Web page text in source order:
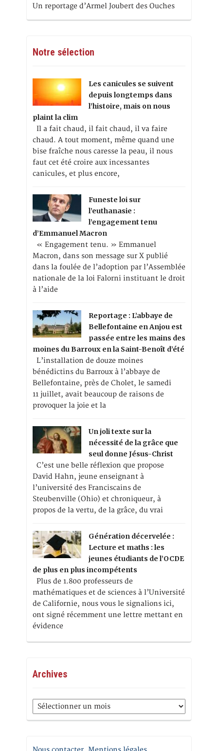
Un reportage d’Armel Joubert des Ouches
Notre sélection
Les canicules se suivent
depuis longtemps dans
l’histoire, mais on nous
plaint la clim
Il a fait chaud, il fait chaud, il va faire
chaud. A tout moment, même quand une
bise fraîche nous caresse la peau, il nous
faut cet été croire aux incessantes
canicules, et plus encore,
Funeste loi sur
l’euthanasie :
l’engagement tenu
d’Emmanuel Macron
« Engagement tenu. » Emmanuel
Macron, dans son message sur X publié
dans la foulée de l’adoption par l’Assemblée
nationale de la loi Falorni instituant le droit
à l’aide
Reportage : L’abbaye de
Bellefontaine en Anjou est
passée entre les mains des
moines du Barroux en la Saint-Benoît d’été
L’installation de douze moines
bénédictins du Barroux à l’abbaye de
Bellefontaine, près de Cholet, le samedi
11 juillet, avait beaucoup de raisons de
provoquer la joie et la
Un joli texte sur la
nécessité de la grâce que
seul donne Jésus-Christ
C’est une belle réflexion que propose
David Hahn, jeune enseignant à
l’université des Franciscains de
Steubenville (Ohio) et chroniqueur, à
propos de la vertu, de la grâce, du vrai
Génération décervelée :
Lecture et maths : les
jeunes étudiants de l’OCDE
de plus en plus incompétents
Plus de 1.800 professeurs de
mathématiques et de sciences à l’Université
de Californie, nous vous le signalions ici,
ont signé récemment une lettre mettant en
évidence
Archives
Archives